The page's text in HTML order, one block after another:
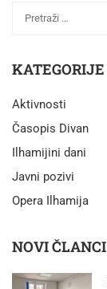
KATEGORIJE
Aktivnosti
Časopis Divan
Ilhamijini dani
Javni pozivi
Opera Ilhamija
NOVI ČLANCI